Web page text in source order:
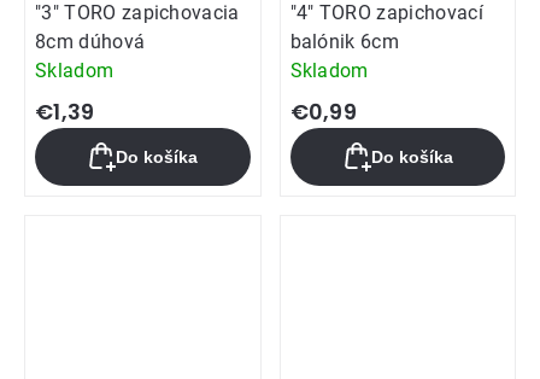
"3" TORO zapichovacia
8cm dúhová
Skladom
€1,39
Do košíka
"4" TORO zapichovací
balónik 6cm
Skladom
€0,99
Do košíka